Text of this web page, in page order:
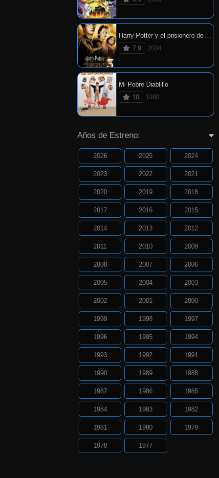
Harry Potter y el prisionero de Azkaban
7.9
2004
Mi Pobre Diablillo
10
1990
Años de Estreno:
2026 2025 2024
2023 2022 2021
2020 2019 2018
2017 2016 2015
2014 2013 2012
2011 2010 2009
2008 2007 2006
2005 2004 2003
2002 2001 2000
1999 1998 1997
1996 1995 1994
1993 1992 1991
1990 1989 1988
1987 1986 1985
1984 1983 1982
1981 1980 1979
1978 1977